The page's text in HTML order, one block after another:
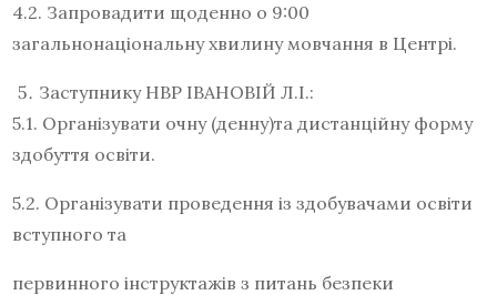
4.2. Запровадити щоденно о 9:00
загальнонаціональну хвилину мовчання в Центрі.
Заступнику НВР ІВАНОВІЙ Л.І.:
5.1. Організувати очну (денну)та дистанційну форму
здобуття освіти.
5.2. Організувати проведення із здобувачами освіти
вступного та
первинного інструктажів з питань безпеки